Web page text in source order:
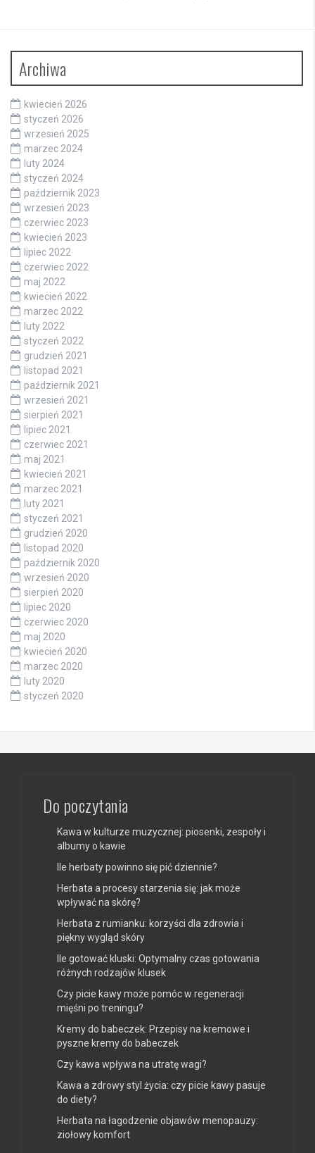
Archiwa
kwiecień 2026
styczeń 2026
wrzesień 2025
marzec 2024
luty 2024
styczeń 2024
październik 2023
wrzesień 2023
czerwiec 2023
kwiecień 2023
lipiec 2022
czerwiec 2022
maj 2022
kwiecień 2022
marzec 2022
luty 2022
styczeń 2022
grudzień 2021
listopad 2021
październik 2021
wrzesień 2021
sierpień 2021
lipiec 2021
czerwiec 2021
maj 2021
kwiecień 2021
marzec 2021
luty 2021
styczeń 2021
grudzień 2020
listopad 2020
październik 2020
wrzesień 2020
sierpień 2020
lipiec 2020
czerwiec 2020
maj 2020
kwiecień 2020
marzec 2020
luty 2020
styczeń 2020
Do poczytania
Kawa w kulturze muzycznej: piosenki, zespoły i
albumy o kawie
Ile herbaty powinno się pić dziennie?
Herbata a procesy starzenia się: jak może
wpływać na skórę?
Herbata z rumianku: korzyści dla zdrowia i
piękny wygląd skóry
Ile gotować kluski: Optymalny czas gotowania
różnych rodzajów klusek
Czy picie kawy może pomóc w regeneracji
mięśni po treningu?
Kremy do babeczek: Przepisy na kremowe i
pyszne kremy do babeczek
Czy kawa wpływa na utratę wagi?
Kawa a zdrowy styl życia: czy picie kawy pasuje
do diety?
Herbata na łagodzenie objawów menopauzy:
ziołowy komfort